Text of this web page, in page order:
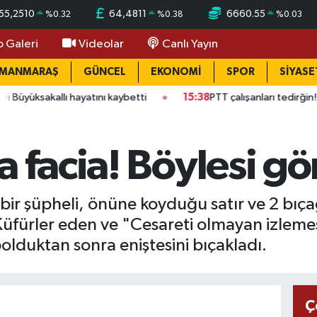
%0.32 64,4811 %0.38 6660.55 %0.03
Galeri Videolar Canlı Yayın
GÜNCEL EKONOMİ SPOR
hayatını kaybetti 15:38 PTT çalışanları tedirğin! Ateş:
facia! Böylesi
şüpheli, önüne koyduğu satır ve 2
Küfürler eden ve "Cesareti olmayan
sonra eniştesini bıçakladı.